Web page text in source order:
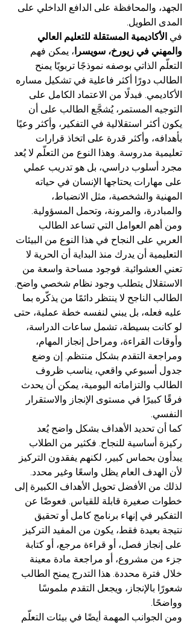
الجهد، والمحافظة على الدافع الداخلي على
المدى الطويل.
في الأكاديمية المستقلة للتعليم العالي
والمهني في زيورخ، سويسرا، يمكن فهم
التعلّم الذاتي بوصفه نموذجًا تربويًا يمنح
الطالب دورًا أكثر فاعلية في تشكيل مساره
الأكاديمي. فبدلًا من الاعتماد الكامل على
التوجيه المستمر، يُشجَّع الطالب على أن
يكون أكثر استقلالية في التفكير، وأكثر وعيًا
بأهدافه، وأكثر قدرة على اتخاذ قرارات
تعليمية مدروسة. وهذا النوع من التعلّم لا يُعد
مجرد أسلوب دراسي، بل هو تدريب عملي
على مهارات يحتاجها الإنسان في حياته
المهنية والشخصية، مثل الانضباط،
والمبادرة، والمرونة، وتحمل المسؤولية.
ومن أهم العوامل التي تساعد الطالب
العربي على النجاح في هذا النوع من البيئات
التعليمية أن يدرك منذ البداية أن الحرية لا
تعني العشوائية. فوجود مساحة واسعة من
الاستقلال يتطلب وجود نظام شخصي واضح.
الطالب الناجح لا ينتظر دائمًا من يذكّره بما
عليه فعله، بل يبني لنفسه خطة عملية، حتى
لو كانت بسيطة، تشمل ساعات الدراسة،
وأوقات القراءة، ومراحل إنجاز المهام،
ومراجعة التقدم بشكل منتظم. إن وضع
جدول أسبوعي واقعي، يناسب ظروف
الطالب والتزاماته اليومية، يمكن أن يحدث
فرقًا كبيرًا في مستوى الإنجاز والاستقرار
النفسي.
كما أن تحديد الأهداف بشكل واضح يُعد
ركيزة أساسية للنجاح. فكثير من الطلاب
يبدأون بحماس كبير، لكنهم يفقدون التركيز
لأن الهدف العام يظل واسعًا وغير محدد.
لذلك من الأفضل تحويل الأهداف الكبيرة إلى
خطوات صغيرة قابلة للقياس. فعوضًا عن
التفكير في إنهاء برنامج كامل أو تحقيق
نتيجة بعيدة فقط، يكون من المفيد التركيز
على إنجاز فصل، أو قراءة مرجع، أو كتابة
جزء من مشروع، أو مراجعة مادة معينة
خلال فترة محددة. هذا التدرج يمنح الطالب
شعورًا بالإنجاز، ويجعل التقدم ملموسًا
وواضحًا.
ومن الجوانب المهمة أيضًا في بيئات التعلّم